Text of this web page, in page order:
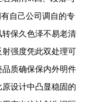
自己公司调自的专
保久色泽不易老清
强度凭此双处理可
质确保保内外明件
设计中凸显稳固的